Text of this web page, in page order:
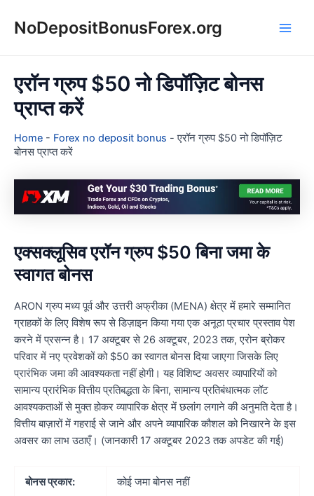
NoDepositBonusForex.org
एरॉन ग्रुप $50 नो डिपॉज़िट बोनस
प्राप्त करें
Home - Forex no deposit bonus -एरॉन ग्रुप $50 नो डिपॉज़िट
बोनस प्राप्त करें
एक्सक्लूसिव एरॉन ग्रुप $50 बिना जमा के
स्वागत बोनस
ARON ग्रुप मध्य पूर्व और उत्तरी अफ्रीका (MENA) क्षेत्र में हमारे सम्मानित
ग्राहकों के लिए विशेष रूप से डिज़ाइन किया गया एक अनूठा प्रचार प्रस्ताव पेश
करने में प्रसन्न है। 17 अक्टूबर से 26 अक्टूबर, 2023 तक, एरोन ब्रोकर
परिवार में नए प्रवेशकों को $50 का स्वागत बोनस दिया जाएगा जिसके लिए
प्रारंभिक जमा की आवश्यकता नहीं होगी। यह विशिष्ट अवसर व्यापारियों को
सामान्य प्रारंभिक वित्तीय प्रतिबद्धता के बिना, सामान्य प्रतिबंधात्मक लॉट
आवश्यकताओं से मुक्त होकर व्यापारिक क्षेत्र में छलांग लगाने की अनुमति देता है।
वित्तीय बाज़ारों में गहराई से जाने और अपने व्यापारिक कौशल को निखारने के इस
अवसर का लाभ उठाएँ। (जानकारी 17 अक्टूबर 2023 तक अपडेट की गई)
बोनस प्रकार: कोई जमा बोनस नहीं